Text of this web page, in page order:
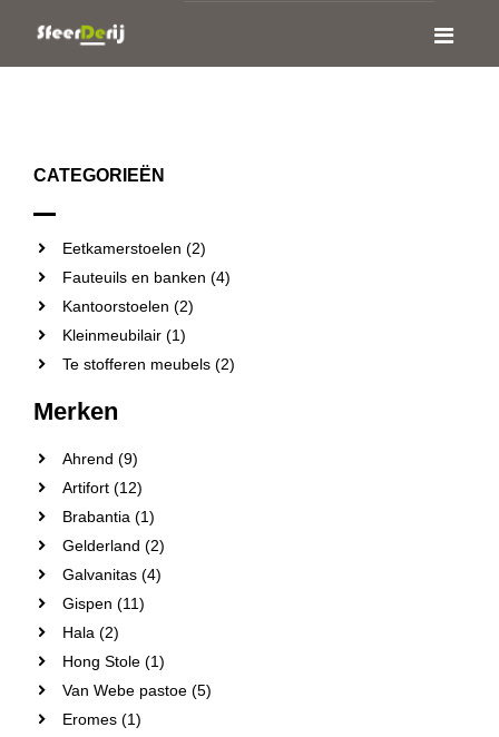
CATEGORIEËN
Eetkamerstoelen (2)
Fauteuils en banken (4)
Kantoorstoelen (2)
Kleinmeubilair (1)
Te stofferen meubels (2)
Merken
Ahrend (9)
Artifort (12)
Brabantia (1)
Gelderland (2)
Galvanitas (4)
Gispen (11)
Hala (2)
Hong Stole (1)
Van Webe pastoe (5)
Eromes (1)